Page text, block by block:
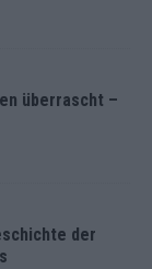
überrascht –
der